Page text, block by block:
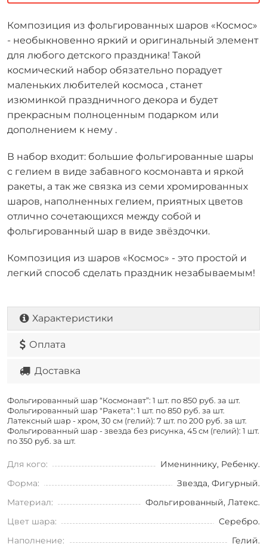
Композиция из фольгированных шаров «Космос»
- необыкновенно яркий и оригинальный элемент
для любого детского праздника! Такой
космический набор обязательно порадует
маленьких любителей космоса , станет
изюминкой праздничного декора и будет
прекрасным полноценным подарком или
дополнением к нему .
В набор входит: большие фольгированные шары
с гелием в виде забавного космонавта и яркой
ракеты, а так же связка из семи хромированных
шаров, наполненных гелием, приятных цветов
отлично сочетающихся между собой и
фольгированный шар в виде звёздочки.
Композиция из шаров «Космос» - это простой и
легкий способ сделать праздник незабываемым!
Характеристики
Оплата
Доставка
Фольгированный шар “Космонавт”: 1 шт. по 850 руб. за шт.
Фольгированный шар "Ракета": 1 шт. по 850 руб. за шт.
Латексный шар - хром, 30 см (гелий): 7 шт. по 200 руб. за шт.
Фольгированный шар - звезда без рисунка, 45 см (гелий): 1 шт.
по 350 руб. за шт.
Для кого:
Имениннику, Ребенку.
Форма:
Звезда, Фигурный.
Материал:
Фольгированный, Латекс.
Цвет шара:
Серебро.
Наполнение:
Гелий.